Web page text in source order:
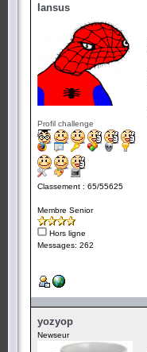
Iansus
Profil challenge
Classement : 65/55625
Membre Senior
Hors ligne
Messages: 262
yozyop
Newseur